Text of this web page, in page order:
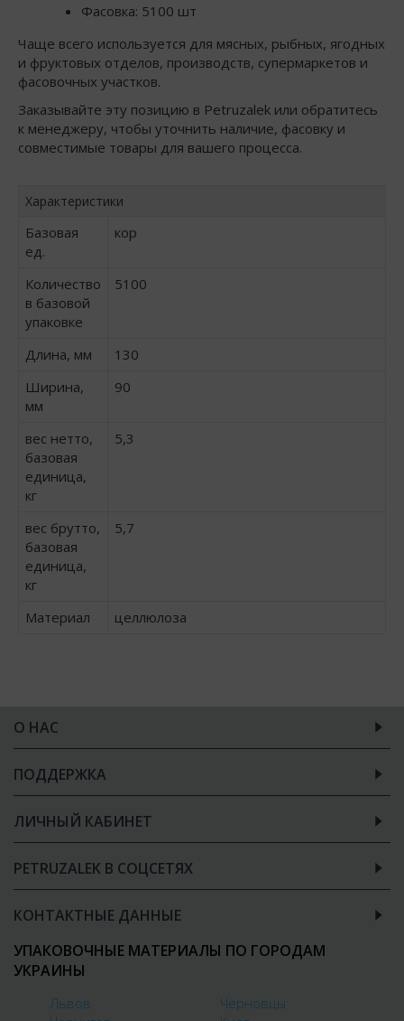
Фасовка: 5100 шт
Чаще всего используется для мясных, рыбных, ягодных
и фруктовых отделов, производств, супермаркетов и
фасовочных участков.
Заказывайте эту позицию в Petruzalek или обратитесь
к менеджеру, чтобы уточнить наличие, фасовку и
совместимые товары для вашего процесса.
Характеристики
Базовая
ед.
кор
Количество
в базовой
упаковке
5100
Длина, мм
130
Ширина,
мм
90
вес нетто,
базовая
единица,
кг
5,3
вес брутто,
базовая
единица,
кг
5,7
Материал целлюлоза
О НАС
ПОДДЕРЖКА
ЛИЧНЫЙ КАБИНЕТ
PETRUZALEK В СОЦСЕТЯХ
КОНТАКТНЫЕ ДАННЫЕ
УПАКОВОЧНЫЕ МАТЕРИАЛЫ ПО ГОРОДАМ
УКРАИНЫ
Львов
Черновцы